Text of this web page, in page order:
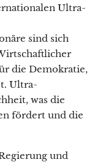
Ultra-
sind sich
die Demokratie,
Ultra-
was die
fördert und die
und